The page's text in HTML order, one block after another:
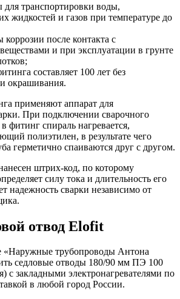
для транспортировки воды,
жидкостей и газов при температуре до
после контакта с
и при эксплуатации в грунте
составляет 100 лет без
окрашивания.
применяют аппарат для
При подключении сварочного
фитинг спираль нагревается,
полиэтилен, в результате чего
герметично спаиваются друг с другом.
штрих-код, по которому
силу тока и длительность его
надежность сварки независимо от
отвод Elofit
«Наружные трубопроводы Антона
седловые отводы 180/90 мм ПЭ 100
с закладными электронагревателями по
в любой город России.